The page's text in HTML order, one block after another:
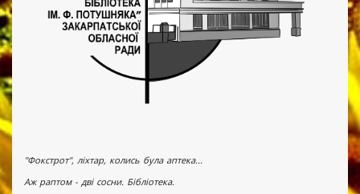
"Фокстрот", ліхтар, колись була аптека...
Аж раптом - дві сосни. Бібліотека.